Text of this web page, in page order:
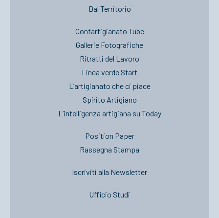
Dal Territorio
Confartigianato Tube
Gallerie Fotografiche
Ritratti del Lavoro
Linea verde Start
L’artigianato che ci piace
Spirito Artigiano
L’intelligenza artigiana su Today
Position Paper
Rassegna Stampa
Iscriviti alla Newsletter
Ufficio Studi